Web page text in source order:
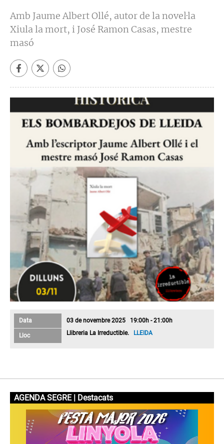
Amb Jaume Albert Ollé, autor de la novel·la
Xiula la mort, i José Ramon Casas, mestre
masó
Data 03 de novembre 2025 19:00h - 21:00h
Lloc Llibreria La Irreductible. LLEIDA
AGENDA SEGRE | Destacats